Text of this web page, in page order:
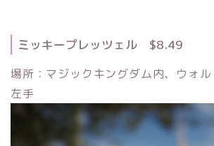
ミッキープレッツェル $8.49
場所：マジックキングダム内、ウォ
左手